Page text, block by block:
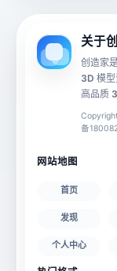
关于
创造家
3D 模
高品质
备
网站地图
首页
发现
个人中心